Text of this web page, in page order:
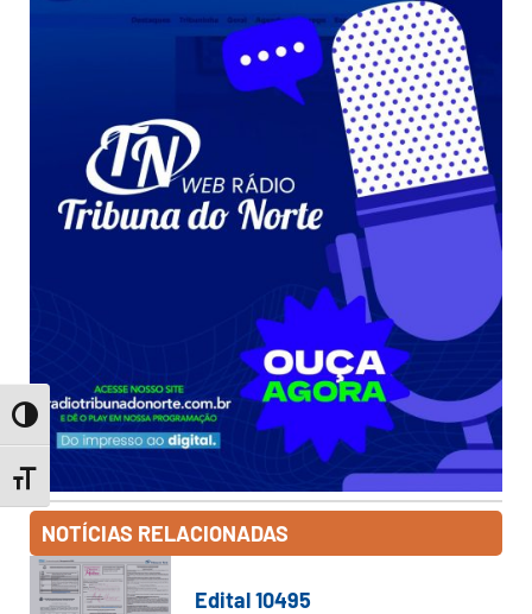
Toggle High Contrast
Toggle Font size
NOTÍCIAS RELACIONADAS
Edital 10495